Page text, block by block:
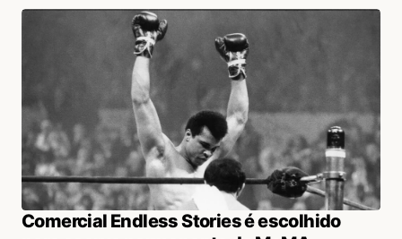
Comercial Endless Stories é escolhido